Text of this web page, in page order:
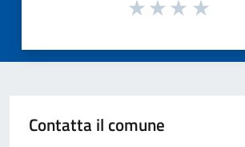
Contatta il comune